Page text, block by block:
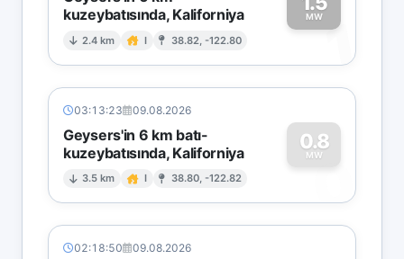
kuzeybatısında, Kaliforniya
2.4 km I 38.82, -122.80
MW1
03:13:23 09.08.2026
Geysers'in 6 km batı-
kuzeybatısında, Kaliforniya
3.5 km I 38.80, -122.82
0.8
MW
0
02:18:50 09.08.2026